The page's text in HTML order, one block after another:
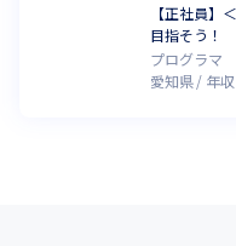
【正社員】
目指そう！
プログラマ
愛知県
年